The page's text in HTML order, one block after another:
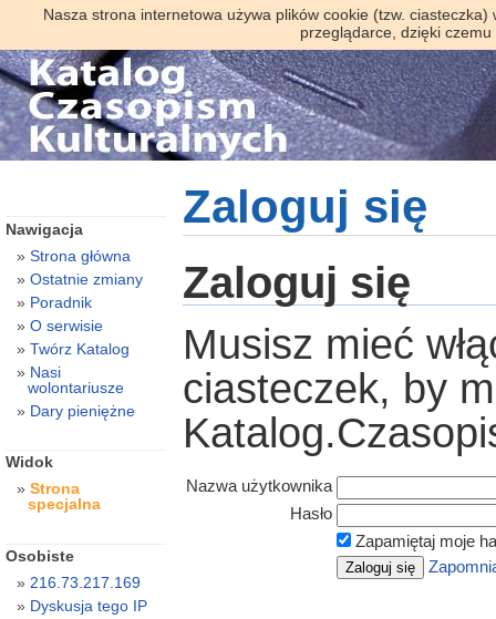
Nasza strona internetowa używa plików cookie (tzw.
przeglądarce, dzięki
Zaloguj się
Zaloguj się
Musisz mieć
ciasteczek, by
Nazwa użytkownika
Hasło
Zapamiętaj moje
Nawigacja
Strona główna
Ostatnie zmiany
Poradnik
O serwisie
Twórz Katalog
Nasi
wolontariusze
Dary pieniężne
Widok
Strona
specjalna
Osobiste
216.73.217.169
Dyskusja tego IP